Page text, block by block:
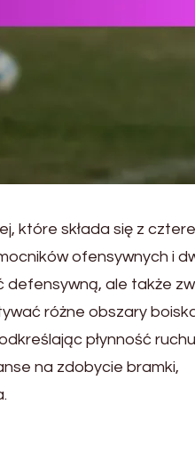
które składa się z
ofensywnych i
ale także
różne obszary
płynność ruchu
na zdobycie bramki,